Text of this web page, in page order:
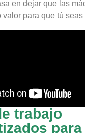
en dejar que las
para que tú seas
trabajo
para